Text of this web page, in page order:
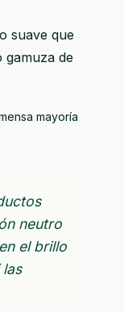
suave que
gamuza de
mayoría
neutro
el brillo